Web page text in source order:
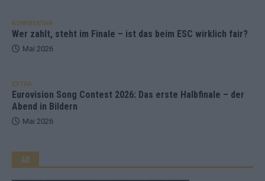
KOMMENTAR
Wer zahlt, steht im Finale – ist das beim ESC wirklich fair?
Mai 2026
EXTRA
Eurovision Song Contest 2026: Das erste Halbfinale – der
Abend in Bildern
Mai 2026
AD